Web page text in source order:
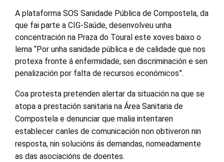
A plataforma SOS Sanidade Pública de Compostela, da
que fai parte a CIG-Saúde, desenvolveu unha
concentración na Praza do Toural este xoves baixo o
lema “Por unha sanidade pública e de calidade que nos
protexa fronte á enfermidade, sen discriminación e sen
penalización por falta de recursos económicos”.
Coa protesta pretenden alertar da situación na que se
atopa a prestación sanitaria na Área Sanitaria de
Compostela e denunciar que malia intentaren
establecer canles de comunicación non obtiveron nin
resposta, nin solucións ás demandas, nomeadamente
as das asociacións de doentes.